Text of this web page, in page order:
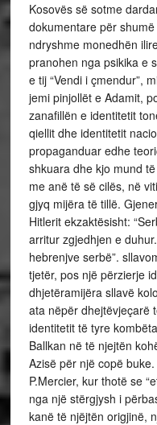
Kosovës së sotme
dokumentare për
ndryshme monedhën
pranohen nga psikika e
e tij “Vendi i çmendur”,
jemi pinjollët e Adamit,
zanafillën e identitetit
qiellit dhe identitetit
propaganduar edhe
shkuara dhe kjo mund
me anë të së cilës, në
gjyq mijëra të tillë.
Hitlerit ekzaktësisht:
arritur zgjedhjen e
hebrenjve serbë”.
tjetër, pos një përzierje
dhjetëramijëra sllavë
ata nëpër dhejtëvjeçarë
identitetit të tyre
Ballkan në të njejtën
Azisë për një copë
P.Mercier, kur thotë se
nga një stërgjysh i
kanë të njëjtën origjinë,